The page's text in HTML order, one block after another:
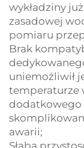
wykładziny
zasadowej
pomiaru
Brak
uniemożliwił
temperaturze
dodatkowego
awarii;
Słaba